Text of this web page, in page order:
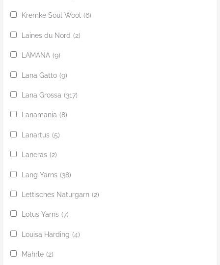
Kremke Soul Wool (6)
Laines du Nord (2)
LAMANA (9)
Lana Gatto (9)
Lana Grossa (317)
Lanamania (8)
Lanartus (5)
Laneras (2)
Lang Yarns (38)
Lettisches Naturgarn (2)
Lotus Yarns (7)
Louisa Harding (4)
Mährle (2)